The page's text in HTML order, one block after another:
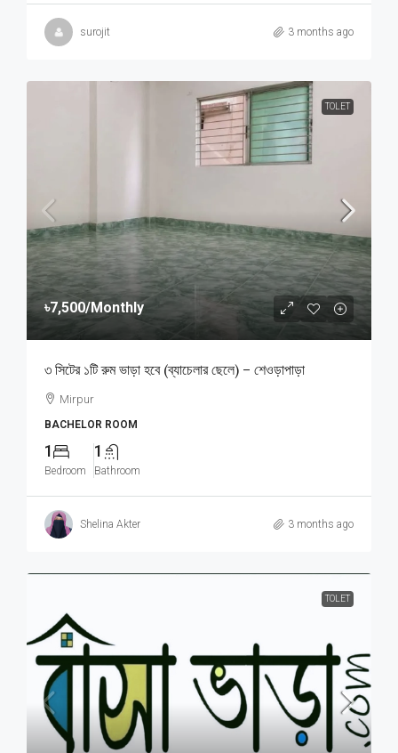
surojit 3 months ago
TOLET
৳7,500/Monthly
৩ সিটের ১টি রুম ভাড়া হবে (ব্যাচেলার ছেলে) – শেওড়াপাড়া
Mirpur
BACHELOR ROOM
1
Bedroom
1
Bathroom
Shelina Akter 3 months ago
TOLET